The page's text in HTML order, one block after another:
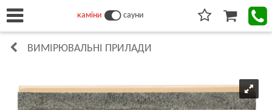
каміни сауни
ВИМІРЮВАЛЬНІ ПРИЛАДИ